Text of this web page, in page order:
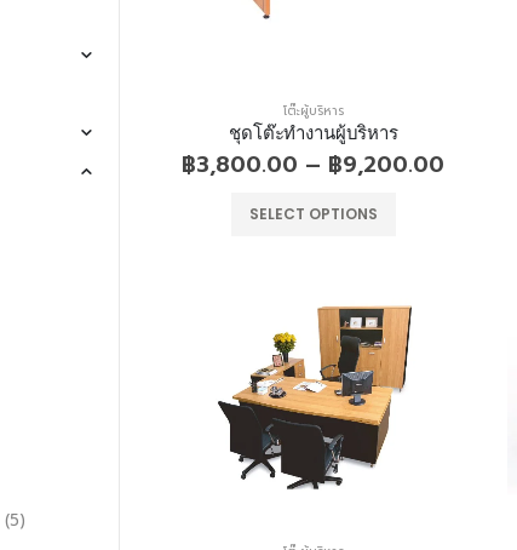
โต๊ะผู้บริหาร
ชุดโต๊ะทำงานผู้บริหาร
฿3,800.00 – ฿9,200.00
SELECT OPTIONS
(5)